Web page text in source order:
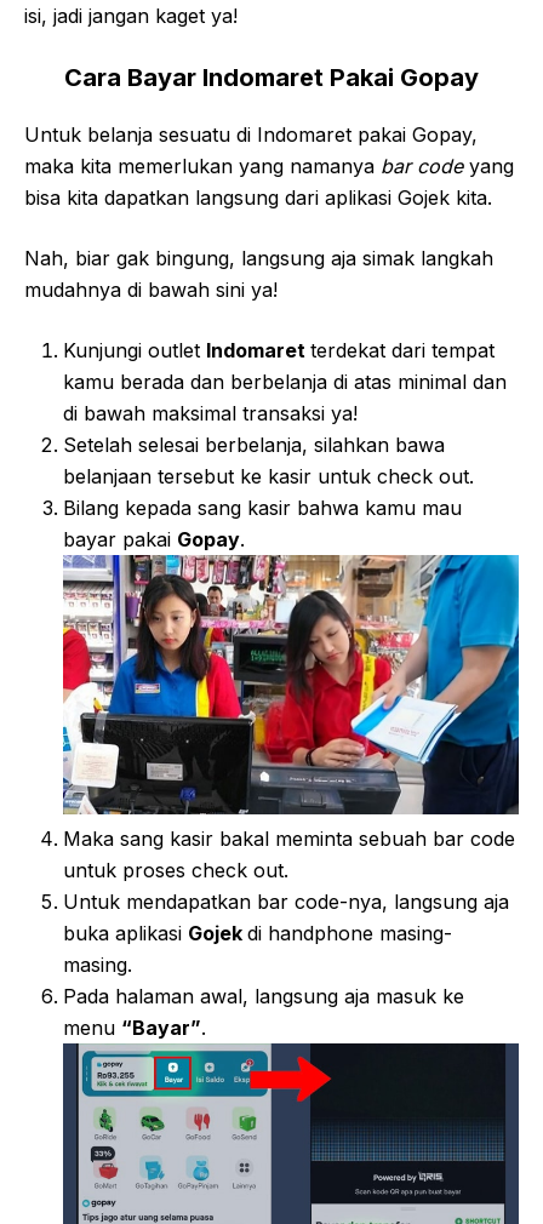
isi, jadi jangan kaget ya!
Cara Bayar Indomaret Pakai Gopay
Untuk belanja sesuatu di Indomaret pakai Gopay,
maka kita memerlukan yang namanya bar codeyang
bisa kita dapatkan langsung dari aplikasi Gojek kita.
Nah, biar gak bingung, langsung aja simak langkah
mudahnya di bawah sini ya!
Kunjungi outlet Indomaret terdekat dari tempat
kamu berada dan berbelanja di atas minimal dan
di bawah maksimal transaksi ya!
Setelah selesai berbelanja, silahkan bawa
belanjaan tersebut ke kasir untuk check out.
Bilang kepada sang kasir bahwa kamu mau
bayar pakai Gopay.
Maka sang kasir bakal meminta sebuah bar code
untuk proses check out.
Untuk mendapatkan bar code-nya, langsung aja
buka aplikasi Gojek di handphone masing-
masing.
Pada halaman awal, langsung aja masuk ke
menu “Bayar”.